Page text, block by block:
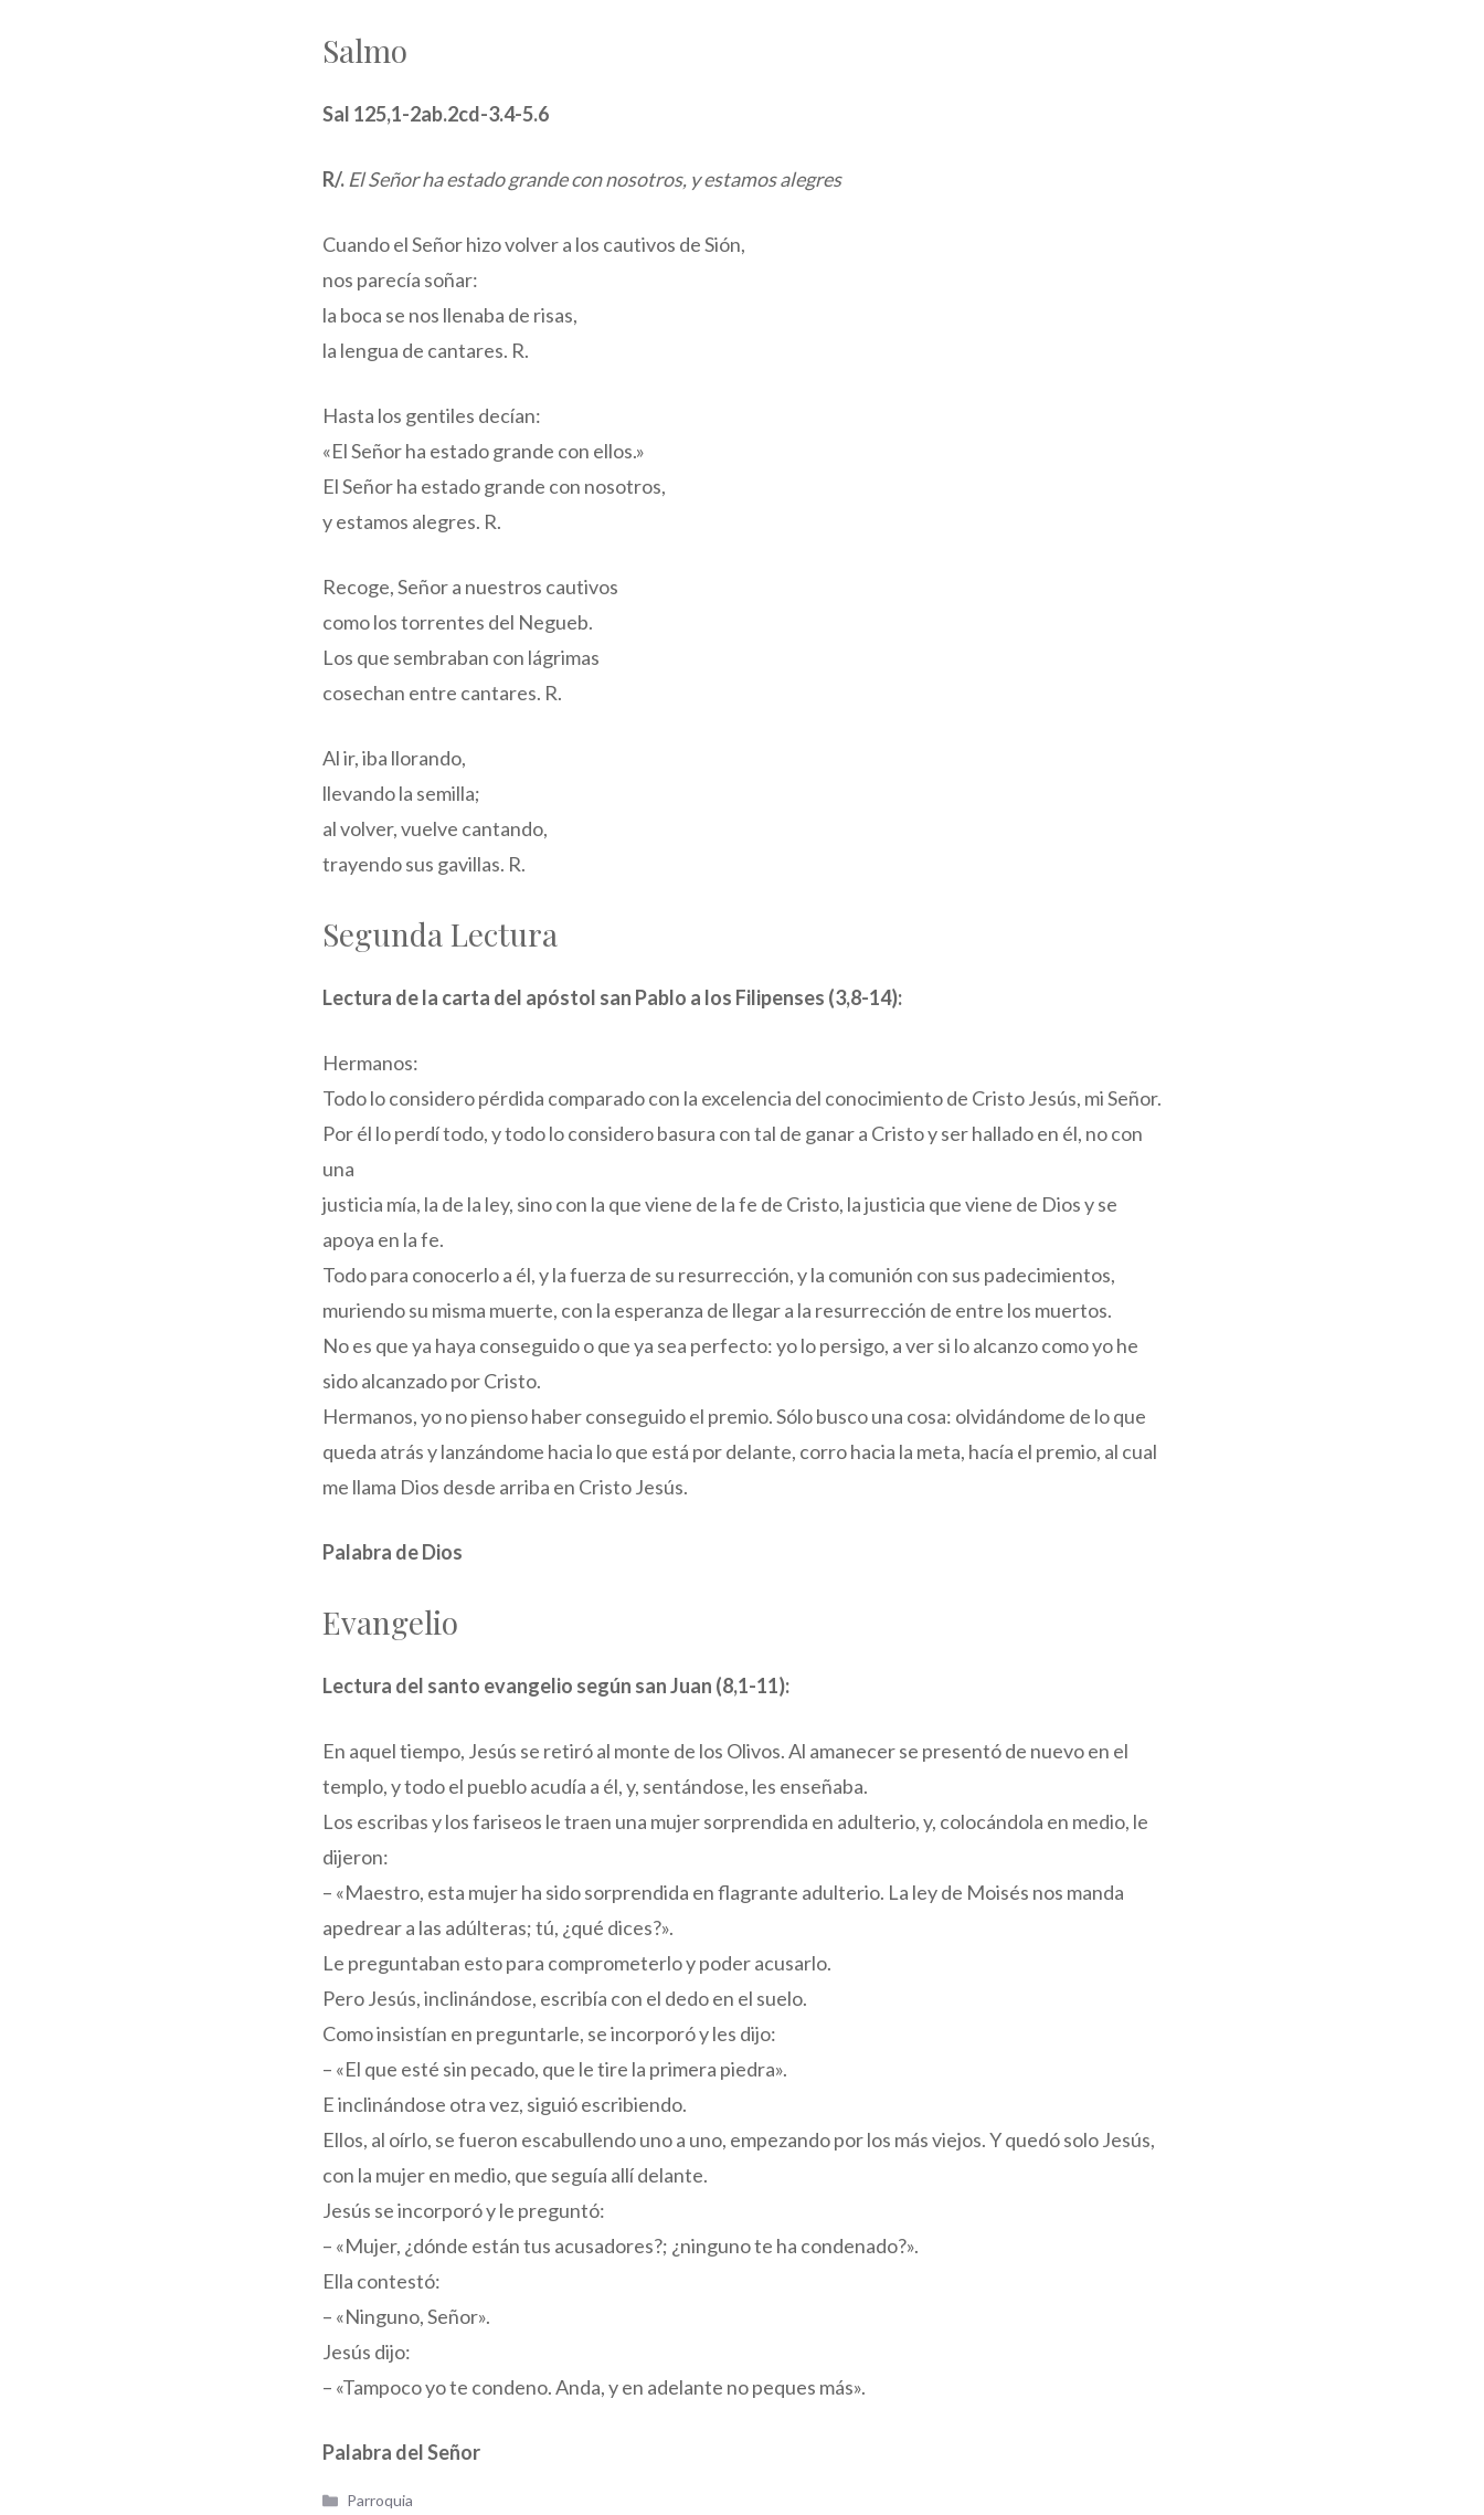
Salmo
Sal 125,1-2ab.2cd-3.4-5.6
R/. El Señor ha estado grande con nosotros, y estamos alegres
Cuando el Señor hizo volver a los cautivos de Sión,
nos parecía soñar:
la boca se nos llenaba de risas,
la lengua de cantares. R.
Hasta los gentiles decían:
«El Señor ha estado grande con ellos.»
El Señor ha estado grande con nosotros,
y estamos alegres. R.
Recoge, Señor a nuestros cautivos
como los torrentes del Negueb.
Los que sembraban con lágrimas
cosechan entre cantares. R.
Al ir, iba llorando,
llevando la semilla;
al volver, vuelve cantando,
trayendo sus gavillas. R.
Segunda Lectura
Lectura de la carta del apóstol san Pablo a los Filipenses (3,8-14):
Hermanos:
Todo lo considero pérdida comparado con la excelencia del conocimiento de Cristo Jesús, mi Señor.
Por él lo perdí todo, y todo lo considero basura con tal de ganar a Cristo y ser hallado en él, no con
una
justicia mía, la de la ley, sino con la que viene de la fe de Cristo, la justicia que viene de Dios y se
apoya en la fe.
Todo para conocerlo a él, y la fuerza de su resurrección, y la comunión con sus padecimientos,
muriendo su misma muerte, con la esperanza de llegar a la resurrección de entre los muertos.
No es que ya haya conseguido o que ya sea perfecto: yo lo persigo, a ver si lo alcanzo como yo he
sido alcanzado por Cristo.
Hermanos, yo no pienso haber conseguido el premio. Sólo busco una cosa: olvidándome de lo que
queda atrás y lanzándome hacia lo que está por delante, corro hacia la meta, hacía el premio, al cual
me llama Dios desde arriba en Cristo Jesús.
Palabra de Dios
Evangelio
Lectura del santo evangelio según san Juan (8,1-11):
En aquel tiempo, Jesús se retiró al monte de los Olivos. Al amanecer se presentó de nuevo en el
templo, y todo el pueblo acudía a él, y, sentándose, les enseñaba.
Los escribas y los fariseos le traen una mujer sorprendida en adulterio, y, colocándola en medio, le
dijeron:
– «Maestro, esta mujer ha sido sorprendida en flagrante adulterio. La ley de Moisés nos manda
apedrear a las adúlteras; tú, ¿qué dices?».
Le preguntaban esto para comprometerlo y poder acusarlo.
Pero Jesús, inclinándose, escribía con el dedo en el suelo.
Como insistían en preguntarle, se incorporó y les dijo:
– «El que esté sin pecado, que le tire la primera piedra».
E inclinándose otra vez, siguió escribiendo.
Ellos, al oírlo, se fueron escabullendo uno a uno, empezando por los más viejos. Y quedó solo Jesús,
con la mujer en medio, que seguía allí delante.
Jesús se incorporó y le preguntó:
– «Mujer, ¿dónde están tus acusadores?; ¿ninguno te ha condenado?».
Ella contestó:
– «Ninguno, Señor».
Jesús dijo:
– «Tampoco yo te condeno. Anda, y en adelante no peques más».
Palabra del Señor
Categorías
Parroquia